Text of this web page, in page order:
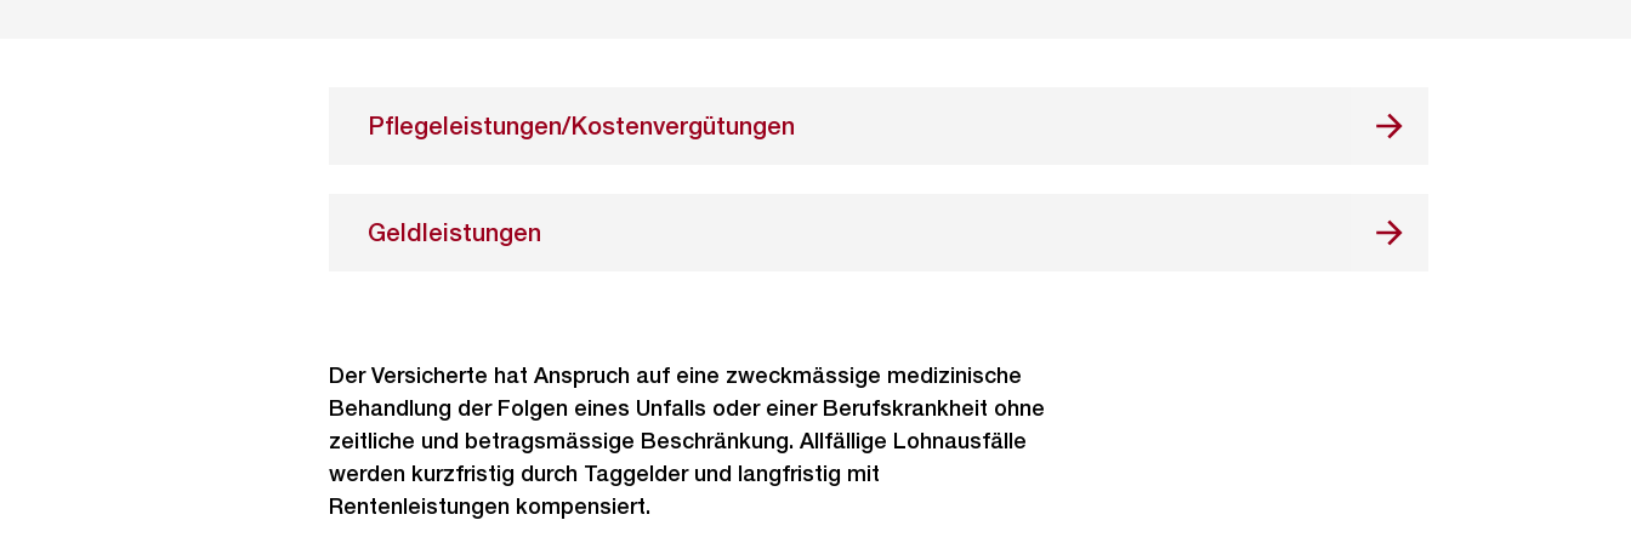
Pflegeleistungen/Kostenvergütungen
Geldleistungen
Der Versicherte hat Anspruch auf eine zweckmässige medizinische
Behandlung der Folgen eines Unfalls oder einer Berufskrankheit ohne
zeitliche und betragsmässige Beschränkung. Allfällige Lohnausfälle
werden kurzfristig durch Taggelder und langfristig mit
Rentenleistungen kompensiert.